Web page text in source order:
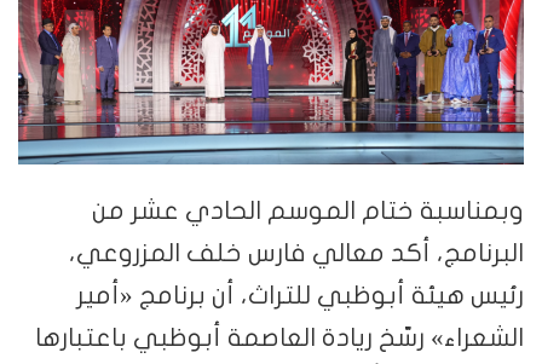
وبمناسبة ختام الموسم الحادي عشر من
البرنامج، أكد معالي فارس خلف المزروعي،
رئيس هيئة أبوظبي للتراث، أن برنامج «أمير
الشعراء» رسّخ ريادة العاصمة أبوظبي باعتبارها